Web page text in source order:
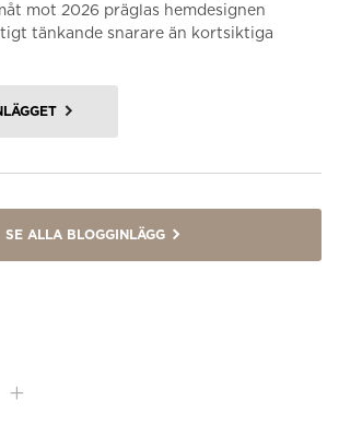
mot 2026 präglas hemdesignen
tänkande snarare än kortsiktiga
SE ALLA BLOGGINLÄGG